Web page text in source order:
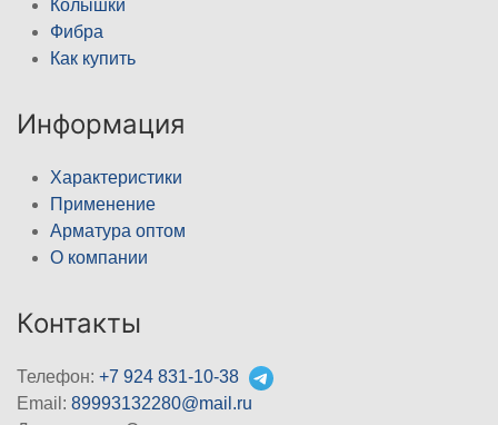
Колышки
Фибра
Как купить
Информация
Характеристики
Применение
Арматура оптом
О компании
Контакты
Телефон: +7 924 831-10-38
Email: 89993132280@mail.ru